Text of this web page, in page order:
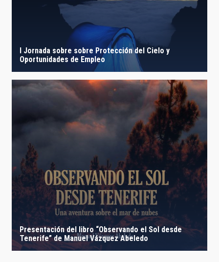
I Jornada sobre sobre Protección del Cielo y
Oportunidades de Empleo
Presentación del libro “Observando el Sol desde
Tenerife” de Manuel Vázquez Abeledo